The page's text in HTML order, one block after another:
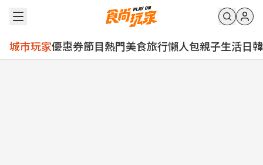
城市玩家優惠券節目熱門美食旅行懶人包親子生活日韓